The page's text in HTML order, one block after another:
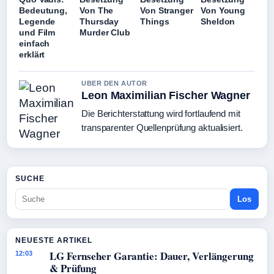
Bedeutung,
Legende
und Film
einfach
erklärt
Von The
Thursday
Murder Club
Von Stranger
Things
Von Young
Sheldon
UBER DEN AUTOR
Leon Maximilian Fischer Wagner
Die Berichterstattung wird fortlaufend mit
transparenter Quellenprüfung aktualisiert.
SUCHE
Los
NEUESTE ARTIKEL
12:03
LG Fernseher Garantie: Dauer, Verlängerung
& Prüfung